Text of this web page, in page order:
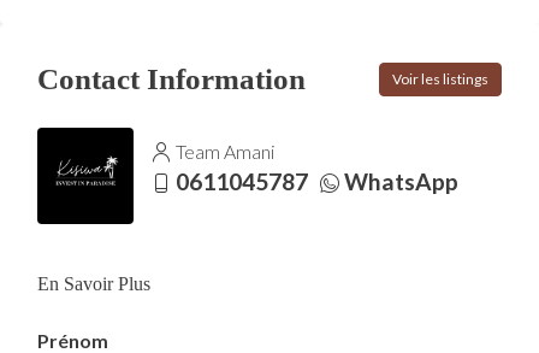
Contact Information Voir les listings
Team Amani
0611045787 WhatsApp
En Savoir Plus
Prénom